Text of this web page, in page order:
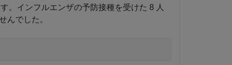
。インフルエンザの予防接種を受けた 8 人
んでした。